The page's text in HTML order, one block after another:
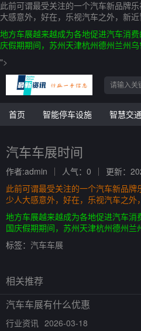
此前可谓最受关注的一个汽车新品牌
大感意外，好在，乐视汽车之外，新近
地方车展越来越成为各地促进汽车消
庆假期期间，苏州天津杭州德州兰州乌
">
首页 智能停车设施 智慧交
汽车车展时间
作者:admin 人气：0
更新：
此前可谓最受关注的一个汽车新品
少人大感意外，好在，乐视汽车之外
地方车展越来越成为各地促进汽车
国庆假期期间，苏州天津杭州德州兰
标签： 汽车车展
相关推荐
汽车车展有什么优惠
行业资讯 2026-03-18